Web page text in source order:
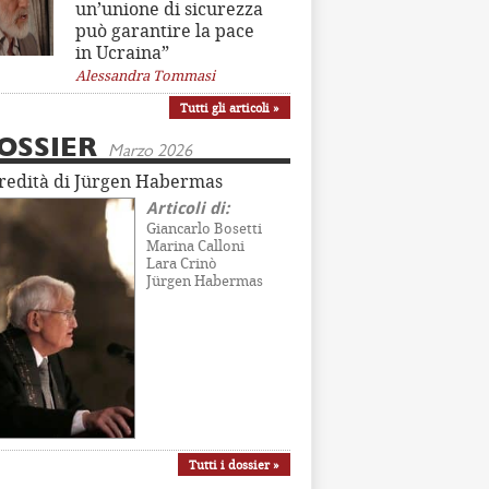
un’unione di sicurezza
può garantire la pace
in Ucraina”
Alessandra Tommasi
Tutti gli articoli »
Marzo 2026
di Jürgen Habermas
Articoli di:
Giancarlo Bosetti
Marina Calloni
Lara Crinò
Jürgen Habermas
Tutti i dossier »